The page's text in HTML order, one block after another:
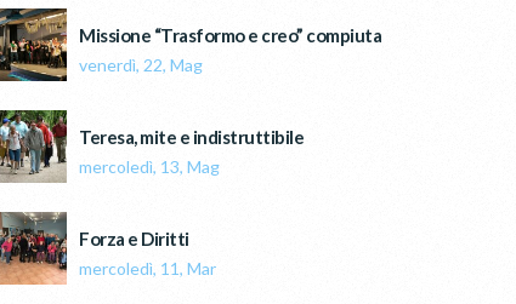
Missione “Trasformo e creo” compiuta
venerdì, 22, Mag
Teresa, mite e indistruttibile
mercoledì, 13, Mag
Forza e Diritti
mercoledì, 11, Mar